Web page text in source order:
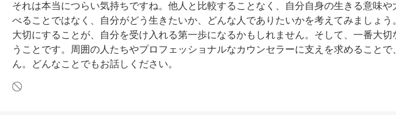
それは本当につらい気持ちですね。他人と比較することなく、自分自身の生きる意味
べることではなく、自分がどう生きたいか、どんな人でありたいかを考えてみましょ
大切にすることが、自分を受け入れる第一歩になるかもしれません。そして、一番大
うことです。周囲の人たちやプロフェッショナルなカウンセラーに支えを求めること
ん。どんなことでもお話しください。